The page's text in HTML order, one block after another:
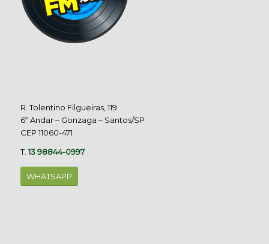
R. Tolentino Filgueiras, 119
6º Andar – Gonzaga – Santos/SP
CEP 11060-471
T.13 98844-0997
WHATSAPP